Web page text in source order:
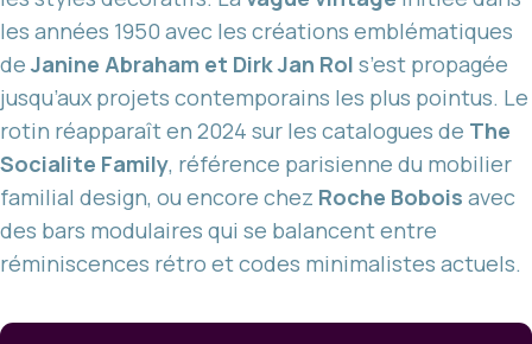
les années 1950 avec les créations emblématiques
de Janine Abraham et Dirk Jan Rol s’est propagée
jusqu’aux projets contemporains les plus pointus. Le
rotin réapparaît en 2024 sur les catalogues de The
Socialite Family, référence parisienne du mobilier
familial design, ou encore chez Roche Bobois avec
des bars modulaires qui se balancent entre
réminiscences rétro et codes minimalistes actuels.